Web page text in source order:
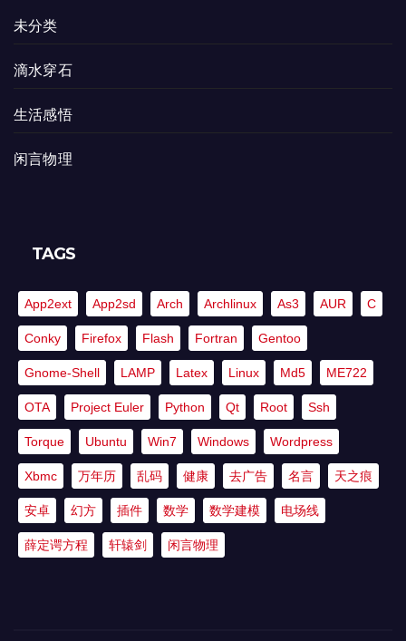
未分类
滴水穿石
生活感悟
闲言物理
TAGS
App2ext App2sd Arch Archlinux As3 AUR C
Conky Firefox Flash Fortran Gentoo
Gnome-Shell LAMP Latex Linux Md5 ME722
OTA Project Euler Python Qt Root Ssh
Torque Ubuntu Win7 Windows Wordpress
Xbmc 万年历 乱码 健康 去广告 名言 天之痕
安卓 幻方 插件 数学 数学建模 电场线
薛定谔方程 轩辕剑 闲言物理